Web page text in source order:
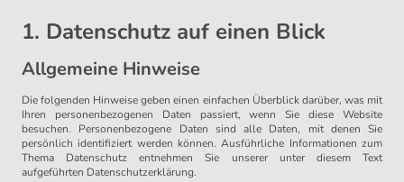
1. Datenschutz auf einen Blick
Allgemeine Hinweise
Die folgenden Hinweise geben einen einfachen Überblick darüber, was mit
Ihren personenbezogenen Daten passiert, wenn Sie diese Website
besuchen. Personenbezogene Daten sind alle Daten, mit denen Sie
persönlich identifiziert werden können. Ausführliche Informationen zum
Thema Datenschutz entnehmen Sie unserer unter diesem Text
aufgeführten Datenschutzerklärung.